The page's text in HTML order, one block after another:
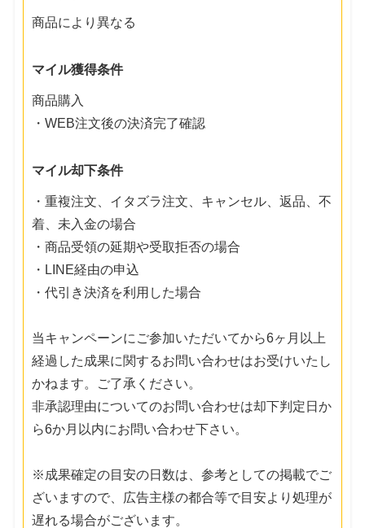
商品により異なる
マイル獲得条件
商品購入
・WEB注文後の決済完了確認
マイル却下条件
・重複注文、イタズラ注文、キャンセル、返品、不
着、未入金の場合
・商品受領の延期や受取拒否の場合
・LINE経由の申込
・代引き決済を利用した場合
当キャンペーンにご参加いただいてから6ヶ月以上
経過した成果に関するお問い合わせはお受けいたし
かねます。ご了承ください。
非承認理由についてのお問い合わせは却下判定日か
ら6か月以内にお問い合わせ下さい。
※成果確定の目安の日数は、参考としての掲載でご
ざいますので、広告主様の都合等で目安より処理が
遅れる場合がございます。